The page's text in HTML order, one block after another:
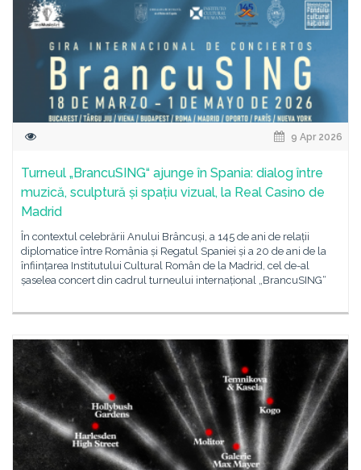
9 Apr 2026
Turneul „BrancuSING“ ajunge în Spania: dialog între
muzică, sculptură și spațiu vizual, la Real Casino de
Madrid
În contextul celebrării Anului Brâncuși, a 145 de ani de relații
diplomatice între România și Regatul Spaniei și a 20 de ani de la
înființarea Institutului Cultural Român de la Madrid, cel de-al
șaselea concert din cadrul turneului internațional „BrancuSING“